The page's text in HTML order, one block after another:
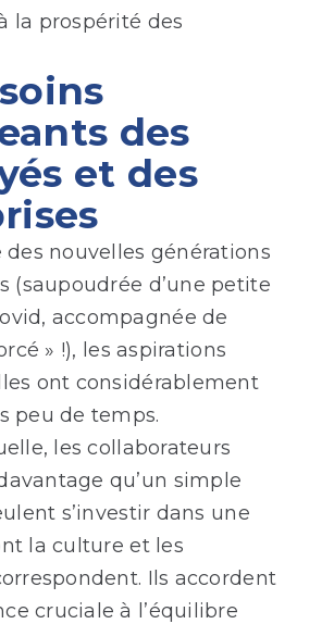
la prospérité des
des
et des
des nouvelles générations
(saupoudrée d’une petite
accompagnée de
» !), les aspirations
ont considérablement
peu de temps.
les collaborateurs
qu’un simple
s’investir dans une
la culture et les
Ils accordent
cruciale à l’équilibre